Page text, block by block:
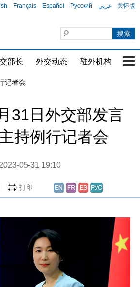
Français Español Русский عربي 关怀版
部长 外交动态 驻外机构 国
记者会
31日外交部发言
持例行记者会
2023-05-31 19:10
打印